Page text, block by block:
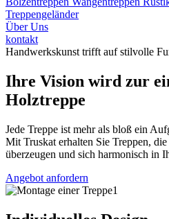
Treppengeländer
Über Uns
kontakt
Handwerkskunst trifft auf stilvolle
Ihre Vision wird zur
Holztreppe
Jede Treppe ist mehr als bloß ein
Mit Truskat erhalten Sie Treppen,
überzeugen und sich harmonisch in
Angebot anfordern